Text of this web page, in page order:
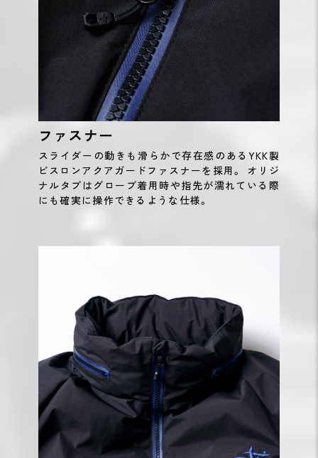
ファスナー
スライダーの動きも滑らかで存在感のあるYKK製
ビスロンアクアガードファスナーを採用。 オリジ
ナルタブはグローブ着用時や指先が濡れている際
にも確実に操作できるような仕様。